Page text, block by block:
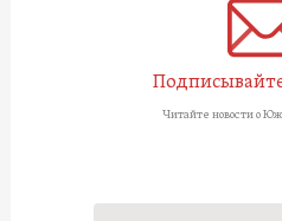
Читайте новости о